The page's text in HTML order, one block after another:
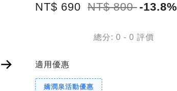
NT$ 690 NT$ 800 -13.8%
總分:0 -0 評價
適用優惠
嬌潤泉活動優惠